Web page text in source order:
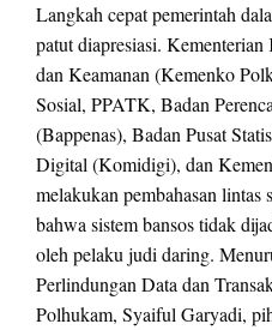
Langkah cepat pemerintah
patut diapresiasi.
dan Keamanan (Kemenko
Sosial, PPATK, Badan
(Bappenas), Badan Pusat
Digital (Komidigi), dan
melakukan pembahasan lintas
bahwa sistem bansos tidak
oleh pelaku judi daring.
Perlindungan Data dan
Polhukam, Syaiful Garyadi,